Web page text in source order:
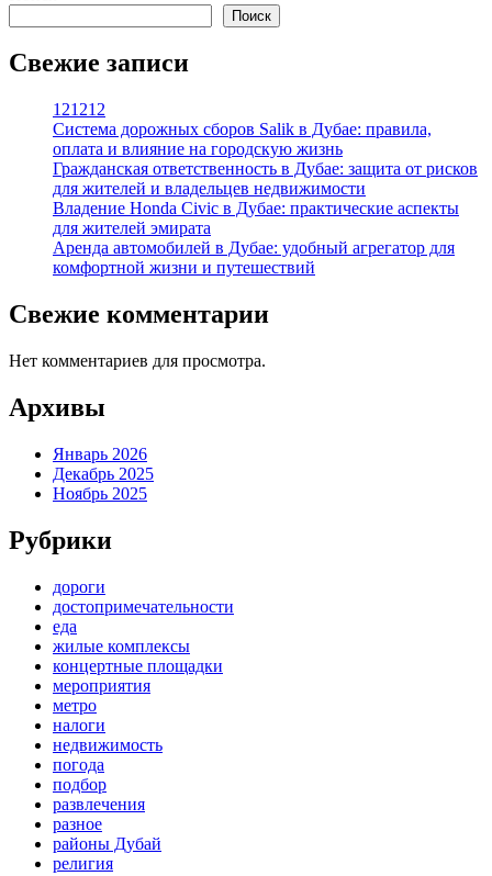
Поиск
Свежие записи
121212
Система дорожных сборов Salik в Дубае: правила,
оплата и влияние на городскую жизнь
Гражданская ответственность в Дубае: защита от рисков
для жителей и владельцев недвижимости
Владение Honda Civic в Дубае: практические аспекты
для жителей эмирата
Аренда автомобилей в Дубае: удобный агрегатор для
комфортной жизни и путешествий
Свежие комментарии
Нет комментариев для просмотра.
Архивы
Январь 2026
Декабрь 2025
Ноябрь 2025
Рубрики
дороги
достопримечательности
еда
жилые комплексы
концертные площадки
мероприятия
метро
налоги
недвижимость
погода
подбор
развлечения
разное
районы Дубай
религия